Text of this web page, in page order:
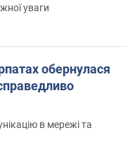
уваги
обернулася
в мережі та